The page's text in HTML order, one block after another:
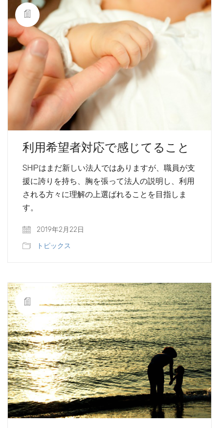
利用希望者対応で感じてること
SHIPはまだ新しい法人ではありますが、職員が支
援に誇りを持ち、胸を張って法人の説明し、利用
される方々に理解の上選ばれることを目指しま
す。
2019年2月22日
トピックス